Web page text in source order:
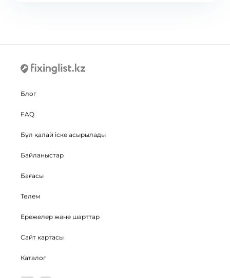
Блог
FAQ
Бұл қалай іске асырылады
Байланыстар
Бағасы
Төлем
Ережелер және шарттар
Сайт картасы
Каталог